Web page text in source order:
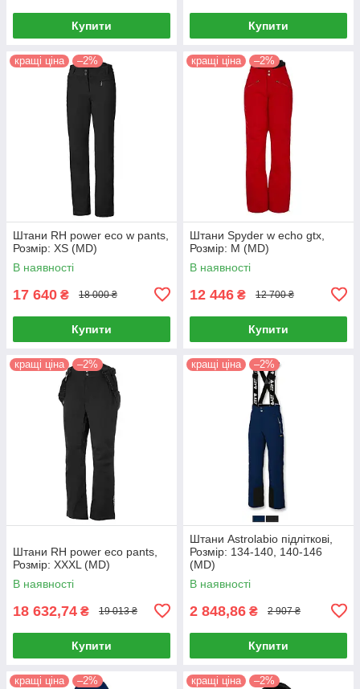
Купити Купити
кращі ціна –2%
Штани RH power eco w pants,
Розмір: XS (MD)
В наявності
17 640 ₴ 18 000 ₴
Купити
кращі ціна –2%
Штани Spyder w echo gtx,
Розмір: M (MD)
В наявності
12 446 ₴ 12 700 ₴
Купити
кращі ціна –2%
Штани RH power eco pants,
Розмір: XXXL (MD)
В наявності
18 632,74 ₴ 19 013 ₴
Купити
кращі ціна –2%
Штани Astrolabio підліткові,
Розмір: 134-140, 140-146
(MD)
В наявності
2 848,86 ₴ 2 907 ₴
Купити
кращі ціна –2% кращі ціна –2%